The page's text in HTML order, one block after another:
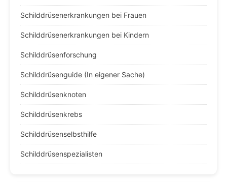
Schilddrüsenerkrankungen bei Frauen
Schilddrüsenerkrankungen bei Kindern
Schilddrüsenforschung
Schilddrüsenguide (In eigener Sache)
Schilddrüsenknoten
Schilddrüsenkrebs
Schilddrüsenselbsthilfe
Schilddrüsenspezialisten